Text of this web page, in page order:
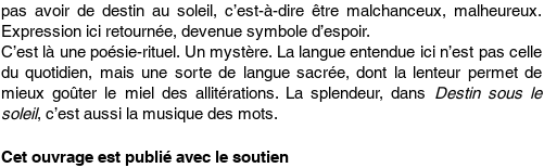
pas avoir de destin au soleil, c’est-à-dire être malchanceux, malheureux.
Expression ici retournée, devenue symbole d’espoir.
C’est là une poésie-rituel. Un mystère. La langue entendue ici n’est pas celle
du quotidien, mais une sorte de langue sacrée, dont la lenteur permet de
mieux goûter le miel des allitérations. La splendeur, dans Destin sous le
soleil, c’est aussi la musique des mots.
Cet ouvrage est publié avec le soutien